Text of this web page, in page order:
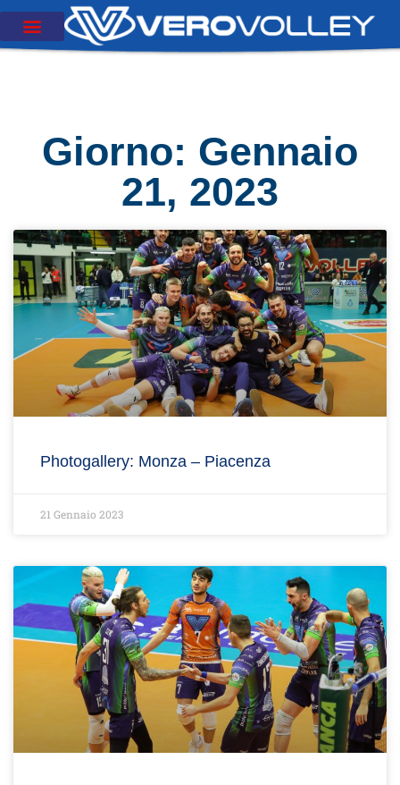
Giorno: Gennaio
21, 2023
Photogallery: Monza – Piacenza
21 Gennaio 2023